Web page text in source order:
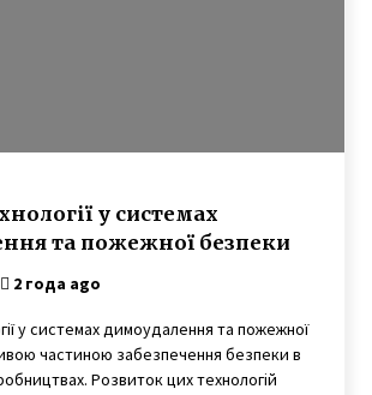
у системах
та пожежної безпеки
2 года ago
у системах димоудалення та пожежної
частиною забезпечення безпеки в
Розвиток цих технологій